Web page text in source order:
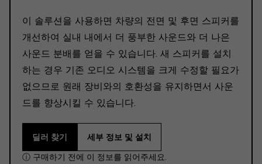
이 솔루션을 사용하면 차량의 전면 및 후면 스피커를
개선하여 실내 내에서 더 풍부한 사운드와 더 나은
사운드 분배를 얻을 수 있습니다. 새 스피커를 설치
하는 경우 기존 오디오 시스템을 크게 수정할 필요가
없으므로 원래 장비와의 호환성을 유지하면서 사운
드를 향상시킬 수 있습니다.
딜러 찾기 세부 정보 및 설치
ⓘ 구매하기 전에 이 정보를 읽어주세요.